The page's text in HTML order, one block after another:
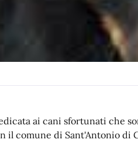
ai cani sfortunati che
il comune di Sant'Antonio di